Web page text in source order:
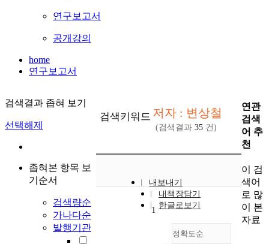
연구보고서
공개강의
home
연구보고서
검색결과 좁혀 보기
선택해제
좁혀본 항목 보
기순서
검색량순
가나다순
발행기관
검색키워드 저자 : 변상철
(검색결과 35 건)
내보내기
내책장담기
한글로보기
정확도순
1
연관
검색
어 추
천
이 검
색어
로 많
이 본
자료